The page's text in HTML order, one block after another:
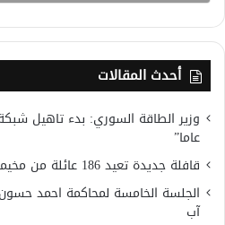
أحدث المقالات
عاما”
قافلة جديدة تعيد 186 عائلة من مخيمات الشمال إلى ريف حماة
آب